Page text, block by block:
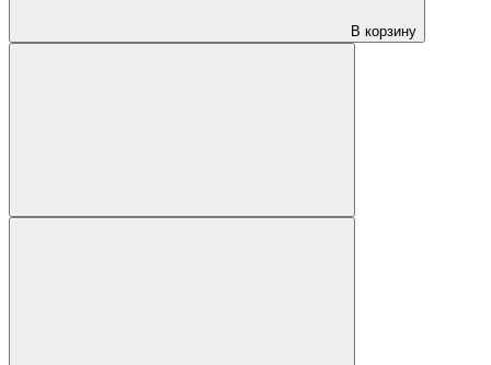
В корзину